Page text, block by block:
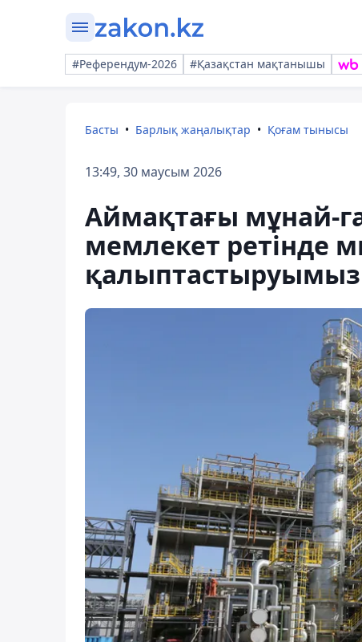
#Референдум-2026 #Қазақстан мақтанышы
Басты Барлық жаңалықтар Қоғам тынысы
13:49, 30 маусым 2026
Аймақтағы мұнай-
мемлекет ретінде